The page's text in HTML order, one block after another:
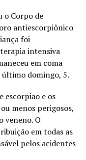
o Corpo de
antiescorpiônico
foi
intensiva
em coma
último domingo, 5.
escorpião e os
menos perigosos,
veneno. O
em todas as
pelos acidentes